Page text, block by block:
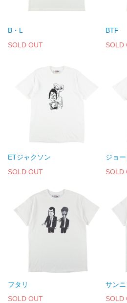
B・L
SOLD OUT
BTF
SOLD
ETジャクソン
SOLD OUT
ジョ
SOLD
フタリ
SOLD OUT
サンニ
SOLD